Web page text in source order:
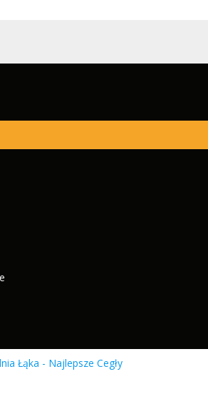
Łąka - Najlepsze Cegły